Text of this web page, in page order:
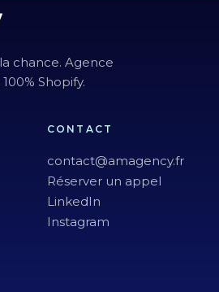
chance. Agence
Shopify.
CONTACT
contact@amagency.fr
Réserver un appel
LinkedIn
Instagram